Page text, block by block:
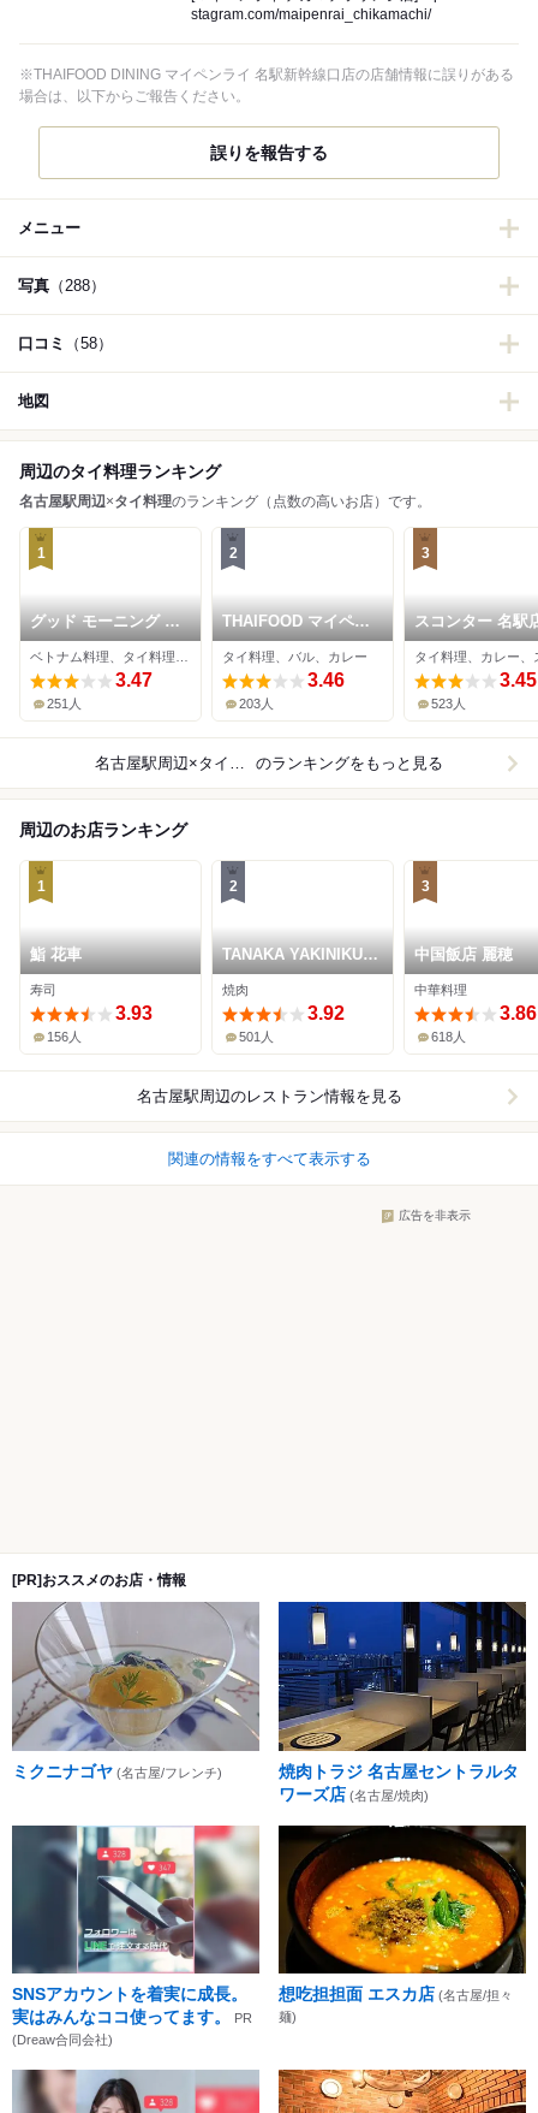
stagram.com/maipenrai_chikamachi/
※THAIFOOD DINING マイペンライ 名駅新幹線口店の店舗情報に誤りがある
場合は、以下からご報告ください。
誤りを報告する
メニュー
写真 （288）
口コミ （58）
地図
周辺のタイ料理ランキング
名古屋駅周辺×タイ料理のランキング（点数の高いお店）です。
1
グッド モーニング ハ
ノイ
3.47
251人
2
THAIFOOD マイペン
ライ チカマチラウン
ジ店
タイ料理、バル、カレー
3.46
203人
3
スコンター 名駅
3.45
523人
名古屋駅周辺×タイ料理 のランキングをもっと見る
周辺のお店ランキング
1
鮨 花車
寿司
3.93
156人
2
TANAKA YAKINIKU
RESTAURANTE
焼肉
3.92
501人
3
中国飯店 麗穂
中華料理
3.86
618人
名古屋駅周辺のレストラン情報を見る
関連の情報をすべて表示する
広告を非表示
[PR]おススメのお店・情報
ミクニナゴヤ (名古屋/フレンチ)
焼肉トラジ 名古屋セントラルタ
ワーズ店 (名古屋/焼肉)
SNSアカウントを着実に成長。
実はみんなココ使ってます。
PR
(Dreaw合同会社)
想吃担担面 エスカ店 (名古屋/担々
麺)